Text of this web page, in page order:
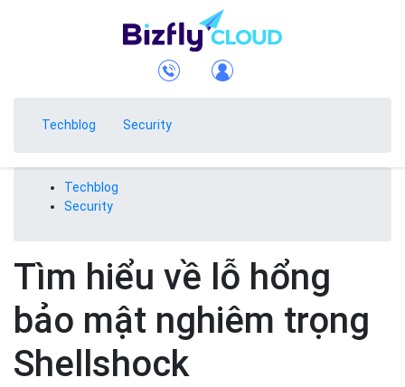
Techblog Security
Techblog
Security
Tìm hiểu về lỗ hổng
bảo mật nghiêm trọng
Shellshock